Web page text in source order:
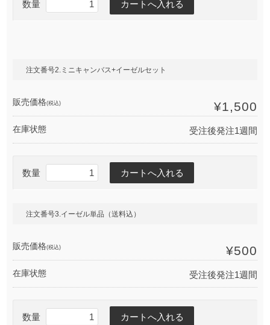
数量
注文番号2.ミニキャンバス+イーゼルセット
販売価格(税込) ¥1,500
在庫状態 受注後発注1週間
数量
注文番号3.イーゼル単品（送料込）
販売価格(税込) ¥500
在庫状態 受注後発注1週間
数量